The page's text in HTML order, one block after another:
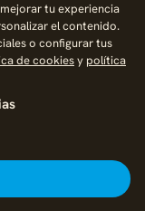
tu experiencia
el contenido.
o configurar tus
de cookiesy política